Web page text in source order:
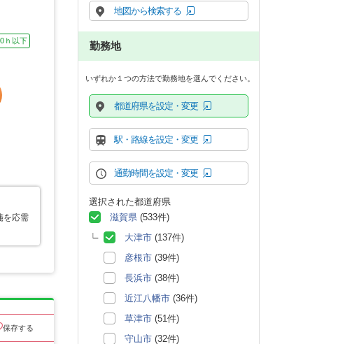
ｈ以下
を応需
保存する
地図から検索する
勤務地
いずれか１つの方法で勤務地を選んでください。
都道府県を設定・変更
駅・路線を設定・変更
通勤時間を設定・変更
選択された都道府県
滋賀県 (533件)
大津市 (137件)
彦根市 (39件)
長浜市 (38件)
近江八幡市 (36件)
草津市 (51件)
守山市 (32件)